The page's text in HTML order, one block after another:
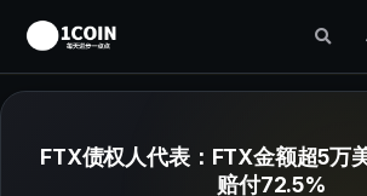
FTX债权人代表：FTX金额超5万
赔付72.5%